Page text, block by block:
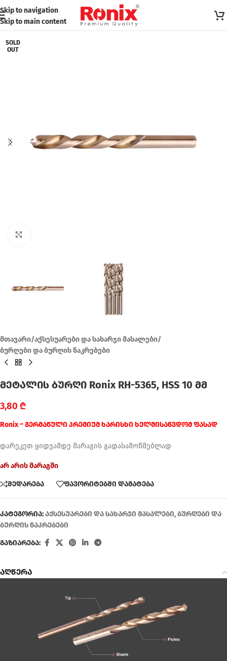
Skip to navigation
Skip to main content
SOLD
OUT
მთავარი/აქსესუარები და სახარჯი მასალები/
ბურღები და ბურღის ნაკრებები
მეტალის ბურღი Ronix RH-5365, HSS 10 მმ
3,80 ₾
Ronix – გერმანული პრემიუმ ხარისხი ხელმისაწვდომ ფასად
დარეკეთ ყიდვამდე მარაგის გადასამოწმებლად
არ არის მარაგში
შედარება ფავორიტებში დამატება
კატეგორია:აქსესუარები და სახარჯი მასალები,ბურღები და
ბურღის ნაკრებები
გაზიარება:
აღწერა